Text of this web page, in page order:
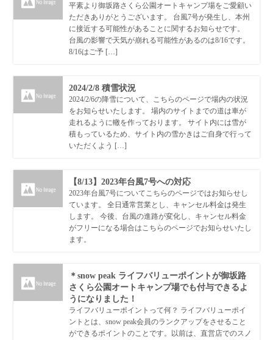
平素より御坂路さくら公園オートキャンプ場をご愛顧い
ただきありがとうございます。 台風7号が発生し、本州
に接近する可能性があることに関するお知らせです。
台風の影響で天気が崩れる可能性があるのは8/16です。
8/16はご予 […]
2024/2/8 積雪状況
2024/2/6の降雪について、こちらのページで場内の状況
をお知らせいたします。 場内のサイトまでの道は車が
走れるように轍を作っております。 サイト内には雪が
積もっているため、サイト内の雪かきはご自身で行って
いただくよう […]
【8/13】2023年台風7号への対応
2023年台風7号についてこちらのページではお知らせし
ています。 全日通常営業とし、キャンセル料金は発生
します。 今後、台風の進路が変化し、キャンセル料金
がフリーになる場合はこちらのページでお知らせいたし
ます。
＊snow peak ライフバリューポイントが御坂路
さくら公園オートキャンプ場でも付与できるよ
うになりました！
ライフバリューポイントって何？ ライフバリューポイ
ントとは、snow peak会員のランクアップをさせること
ができるポイントのことです。以前は、直営店でのスノ